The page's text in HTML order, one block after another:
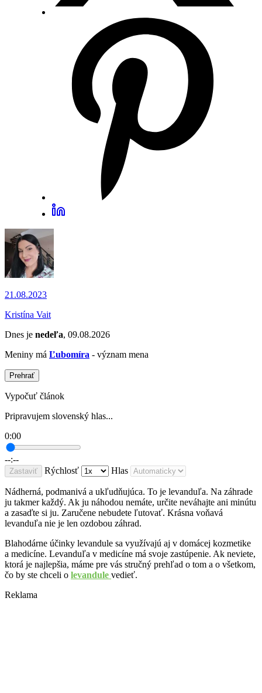
21.08.2023
Kristína Vait
Dnes je nedeľa, 09.08.2026
Meniny má Ľubomíra - význam mena
Prehrať
Vypočuť článok
Pripravujem slovenský hlas...
0:00
--:--
Zastaviť Rýchlosť Hlas
Nádherná, podmanivá a ukľudňujúca. To je levanduľa. Na záhrade
ju takmer každý. Ak ju náhodou nemáte, určite neváhajte ani minútu
a zasaďte si ju. Zaručene nebudete ľutovať. Krásna voňavá
levanduľa nie je len ozdobou záhrad.
Blahodárne účinky levandule sa využívajú aj v domácej kozmetike
a medicíne. Levanduľa v medicíne má svoje zastúpenie. Ak neviete,
ktorá je najlepšia, máme pre vás stručný prehľad o tom a o všetkom,
čo by ste chceli o levandule vedieť.
Reklama